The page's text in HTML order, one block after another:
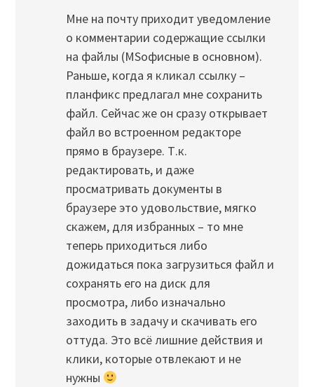
Мне на почту приходит уведомление
о комментарии содержащие ссылки
на файлы (MSофисные в основном).
Раньше, когда я кликал ссылку –
планфикс предлагал мне сохранить
файл. Сейчас же он сразу открывает
файл во встроенном редакторе
прямо в браузере. Т.к.
редактировать, и даже
просматривать документы в
браузере это удовольствие, мягко
скажем, для избранных – то мне
теперь приходиться либо
дожидаться пока загрузиться файл и
сохранять его на диск для
просмотра, либо изначально
заходить в задачу и скачивать его
оттуда. Это всё лишние действия и
клики, которые отвлекают и не
нужны